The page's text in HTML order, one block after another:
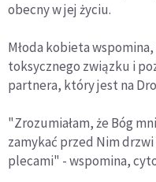
obecny w jej życiu.
Młoda kobieta wspomina,
toksycznego związku i
partnera, który jest na
"Zrozumiałam, że Bóg
zamykać przed Nim
plecami" - wspomina,